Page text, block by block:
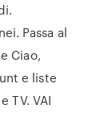
Passa al
Ciao,
e liste
TV. VAI